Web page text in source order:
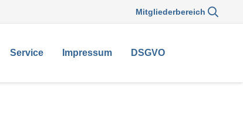
Mitgliederbereich
Service Impressum DSGVO